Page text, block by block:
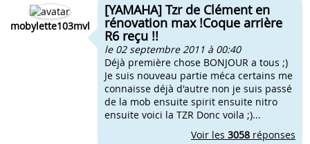
mobylette103mvl
[YAMAHA] Tzr de Clément en
rénovation max !Coque arrière
R6 reçu !!
le 02 septembre 2011 à 00:40
Déjà première chose BONJOUR a tous ;)
Je suis nouveau partie méca certains me
connaisse déjà d'autre non je suis passé
de la mob ensuite spirit ensuite nitro
ensuite voici la TZR Donc voila ;)...
Voir les 3058 réponses